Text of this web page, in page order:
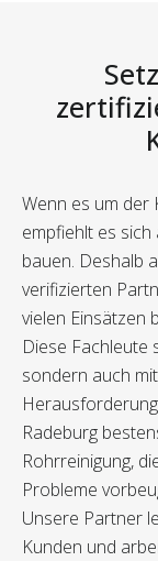
Wenn es um der
empfiehlt es
bauen. Deshalb
verifizierten
vielen Einsätzen
Diese Fachleute
sondern auch
Radeburg
Rohrreinigung,
Probleme
Unsere Partner
Kunden und